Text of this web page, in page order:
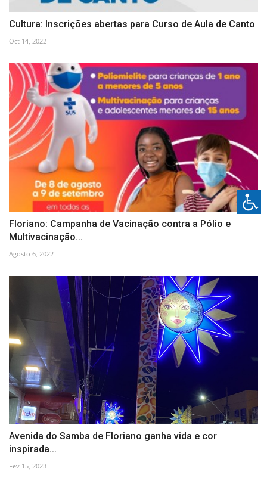
Cultura: Inscrições abertas para Curso de Aula de Canto
Oct 14, 2022
Floriano: Campanha de Vacinação contra a Pólio e
Multivacinação...
Agosto 6, 2022
Avenida do Samba de Floriano ganha vida e cor
inspirada...
Fev 15, 2023